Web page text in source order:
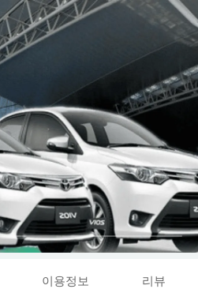
이용정보 리뷰